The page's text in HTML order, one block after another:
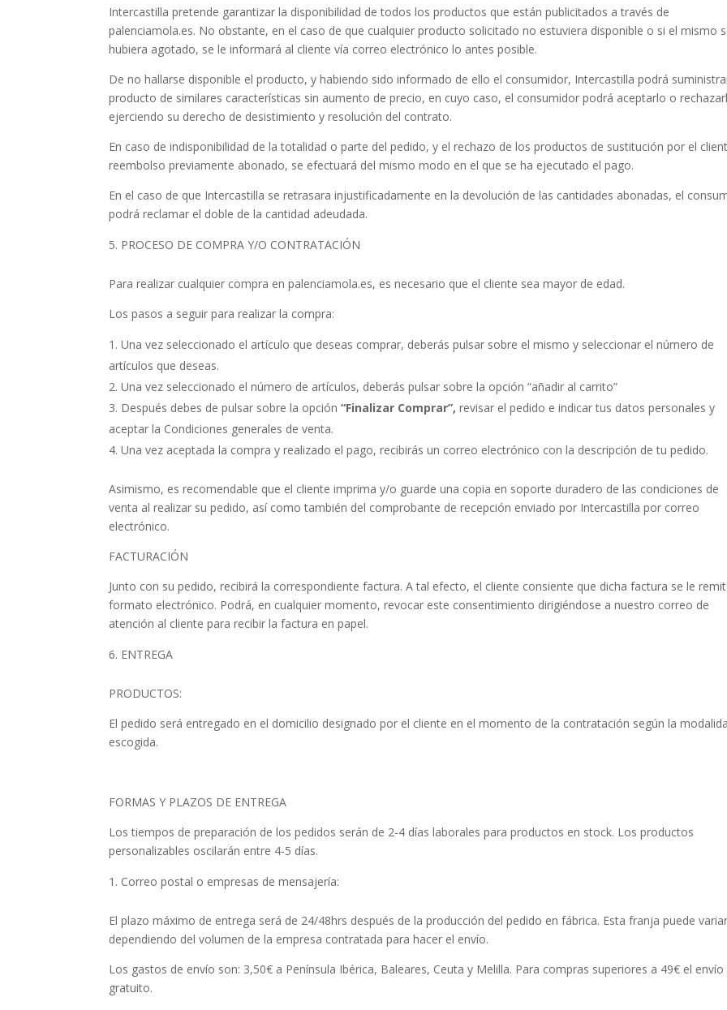
Intercastilla pretende garantizar la disponibilidad de todos los productos que están publicitados a través de
palenciamola.es. No obstante, en el caso de que cualquier producto solicitado no estuviera disponible o si el mismo
hubiera agotado, se le informará al cliente vía correo electrónico lo antes posible.
De no hallarse disponible el producto, y habiendo sido informado de ello el consumidor, Intercastilla podrá
producto de similares características sin aumento de precio, en cuyo caso, el consumidor podrá aceptarlo o
ejerciendo su derecho de desistimiento y resolución del contrato.
En caso de indisponibilidad de la totalidad o parte del pedido, y el rechazo de los productos de sustitución por el
reembolso previamente abonado, se efectuará del mismo modo en el que se ha ejecutado el pago.
En el caso de que Intercastilla se retrasara injustificadamente en la devolución de las cantidades abonadas, el
podrá reclamar el doble de la cantidad adeudada.
PROCESO DE COMPRA Y/O CONTRATACIÓN
Para realizar cualquier compra en palenciamola.es, es necesario que el cliente sea mayor de edad.
Los pasos a seguir para realizar la compra:
Una vez seleccionado el artículo que deseas comprar, deberás pulsar sobre el mismo y seleccionar el número de
artículos que deseas.
Una vez seleccionado el número de artículos, deberás pulsar sobre la opción “añadir al carrito”
Después debes de pulsar sobre la opción“Finalizar Comprar”, revisar el pedido e indicar tus datos personales y
aceptar la Condiciones generales de venta.
Una vez aceptada la compra y realizado el pago, recibirás un correo electrónico con la descripción de tu pedido.
Asimismo, es recomendable que el cliente imprima y/o guarde una copia en soporte duradero de las condiciones de
venta al realizar su pedido, así como también del comprobante de recepción enviado por Intercastilla por correo
electrónico.
FACTURACIÓN
Junto con su pedido, recibirá la correspondiente factura. A tal efecto, el cliente consiente que dicha factura se le
formato electrónico. Podrá, en cualquier momento, revocar este consentimiento dirigiéndose a nuestro correo de
atención al cliente para recibir la factura en papel.
ENTREGA
PRODUCTOS:
El pedido será entregado en el domicilio designado por el cliente en el momento de la contratación según la
escogida.
FORMAS Y PLAZOS DE ENTREGA
Los tiempos de preparación de los pedidos serán de 2-4 días laborales para productos en stock. Los productos
personalizables oscilarán entre 4-5 días.
Correo postal o empresas de mensajería:
El plazo máximo de entrega será de 24/48hrs después de la producción del pedido en fábrica. Esta franja puede variar
dependiendo del volumen de la empresa contratada para hacer el envío.
Los gastos de envío son: 3,50€ a Península Ibérica, Baleares, Ceuta y Melilla. Para compras superiores a 49€ el envío
gratuito.